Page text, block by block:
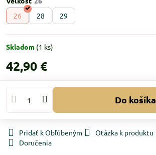
26
28 29
Skladom (1 ks)
42,90 €
Do košíka
Pridať k Obľúbeným Otázka k produktu
Doručenia